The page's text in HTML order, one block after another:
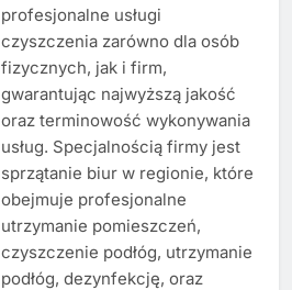
profesjonalne usługi
czyszczenia zarówno dla osób
fizycznych, jak i firm,
gwarantując najwyższą jakość
oraz terminowość wykonywania
usług. Specjalnością firmy jest
sprzątanie biur w regionie, które
obejmuje profesjonalne
utrzymanie pomieszczeń,
czyszczenie podłóg, utrzymanie
podłóg, dezynfekcję, oraz